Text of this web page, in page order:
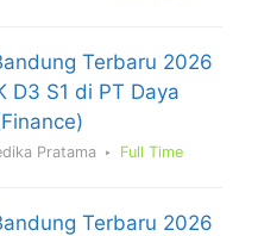
Terbaru 2026
D3 S1 di PT Daya
Pratama Full Time
Terbaru 2026